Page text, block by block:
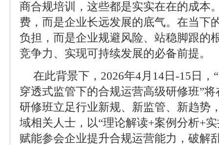
商合规培训，这些都是实实在在的成本
费，而是企业长远发展的底气。在当下
负担，而是企业规避风险、站稳脚跟的
竞争力、实现可持续发展的必备前提。
在此背景下，2026年4月14日-15日，
穿透式监管下的合规运营高级研修班”
研修班立足行业新规、新监管、新趋势
域相关人士，以“理论解读+案例分析+
赋能参会企业提升合规运营能力，破解